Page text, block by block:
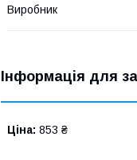
Виробник
Інформація для
Ціна: 853 ₴